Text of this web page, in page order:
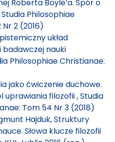
Roberta Boyle’a. Spór o
Studia Philosophiae
2 (2016)
układ
nauki
Philosophiae Christianae:
jako ćwiczenie duchowe.
uprawiania filozofii,Studia
Tom 54 Nr 3 (2018)
Hajduk, Struktury
Słowa klucze filozofii